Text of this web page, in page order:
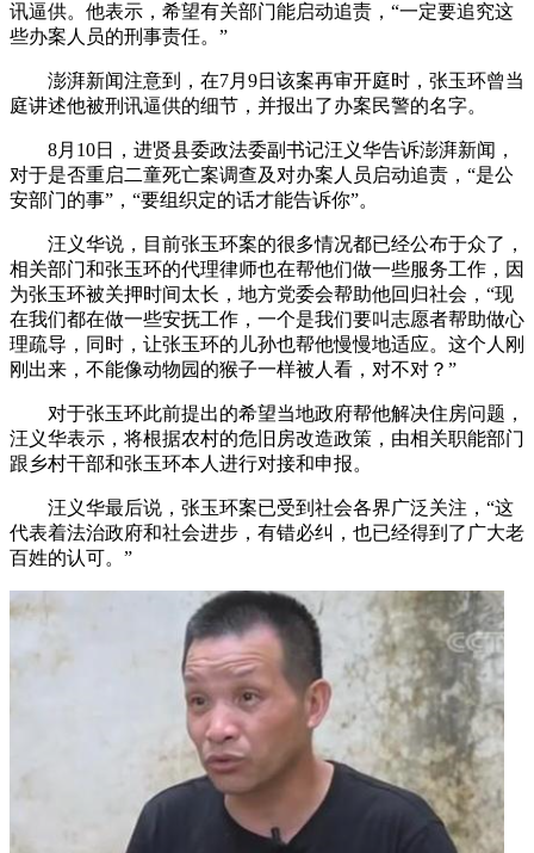
讯逼供。他表示，希望有关部门能启动追责，“一定要追究这
些办案人员的刑事责任。”
澎湃新闻注意到，在7月9日该案再审开庭时，张玉环曾当
庭讲述他被刑讯逼供的细节，并报出了办案民警的名字。
8月10日，进贤县委政法委副书记汪义华告诉澎湃新闻，
对于是否重启二童死亡案调查及对办案人员启动追责，“是公
安部门的事”，“要组织定的话才能告诉你”。
汪义华说，目前张玉环案的很多情况都已经公布于众了，
相关部门和张玉环的代理律师也在帮他们做一些服务工作，因
为张玉环被关押时间太长，地方党委会帮助他回归社会，“现
在我们都在做一些安抚工作，一个是我们要叫志愿者帮助做心
理疏导，同时，让张玉环的儿孙也帮他慢慢地适应。这个人刚
刚出来，不能像动物园的猴子一样被人看，对不对？”
对于张玉环此前提出的希望当地政府帮他解决住房问题，
汪义华表示，将根据农村的危旧房改造政策，由相关职能部门
跟乡村干部和张玉环本人进行对接和申报。
汪义华最后说，张玉环案已受到社会各界广泛关注，“这
代表着法治政府和社会进步，有错必纠，也已经得到了广大老
百姓的认可。”